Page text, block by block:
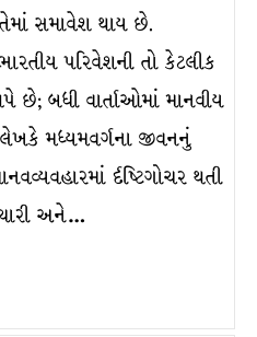
તેમાં સમાવેશ થાય છે.
પરિવેશની તો કેટલીક
છે; બધી વાર્તાઓમાં માનવીય
મધ્યમવર્ગના જીવનનું
ર્દષ્ટિગોચર થતી
અને…